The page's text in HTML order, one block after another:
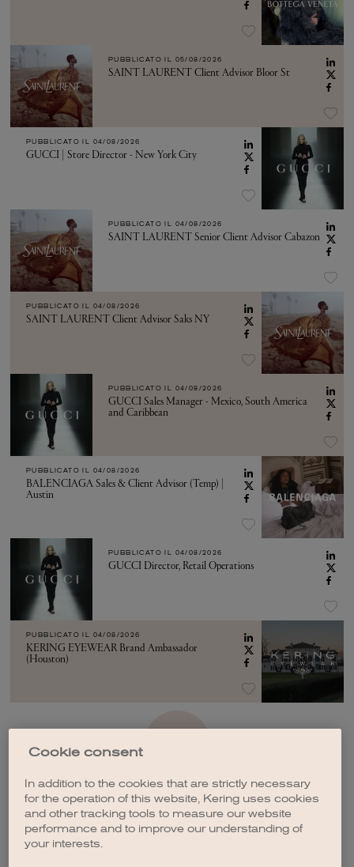
PUBBLICATO IL 05/08/2026
SAINT LAURENT Client Advisor Bloor St
PUBBLICATO IL 04/08/2026
GUCCI | Store Director - New York City
PUBBLICATO IL 04/08/2026
SAINT LAURENT Senior Client Advisor Cabazon
PUBBLICATO IL 04/08/2026
SAINT LAURENT Client Advisor Saks NY
PUBBLICATO IL 04/08/2026
GUCCI Sales Manager - Mexico, South America
and Caribbean
PUBBLICATO IL 04/08/2026
BALENCIAGA Sales & Client Advisor (Temp) |
Austin
PUBBLICATO IL 04/08/2026
GUCCI Director, Retail Operations
PUBBLICATO IL 04/08/2026
KERING EYEWEAR Brand Ambassador
(Houston)
Cookie consent
In addition to the cookies that are strictly necessary
for the operation of this website, Kering uses cookies
and other tracking tools to measure our website
performance and to improve our understanding of
your interests.